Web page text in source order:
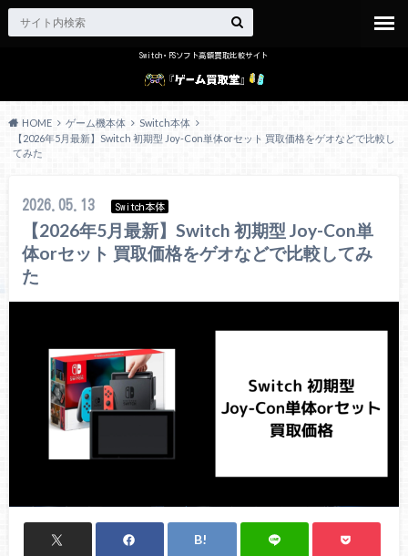
Switch・PSソフト高額買取比較サイト
HOME ゲーム機本体
Switch本体
【2026年5月最新】Switch 初期型 Joy-Con単体orセット 買取価格をゲオなどで比較し
てみた
2026.05.13 Switch本体
【2026年5月最新】Switch 初期型 Joy-Con単
体orセット 買取価格をゲオなどで比較してみ
た